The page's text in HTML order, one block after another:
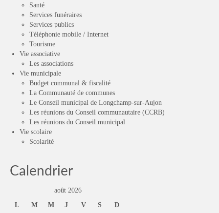
Santé
Services funéraires
Services publics
Téléphonie mobile / Internet
Tourisme
Vie associative
Les associations
Vie municipale
Budget communal & fiscalité
La Communauté de communes
Le Conseil municipal de Longchamp-sur-Aujon
Les réunions du Conseil communautaire (CCRB)
Les réunions du Conseil municipal
Vie scolaire
Scolarité
Calendrier
août 2026
L
M M J V S D